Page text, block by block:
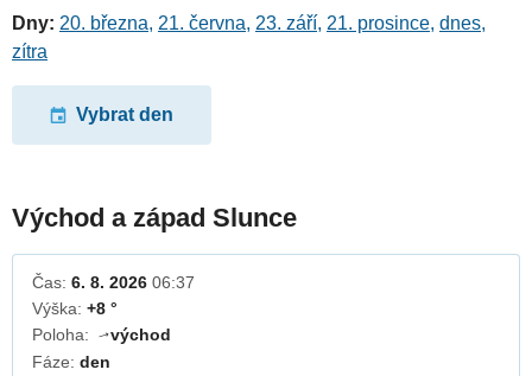
Dny: 20. března, 21. června, 23. září, 21. prosince, dnes,
zítra
Vybrat den
Východ a západ Slunce
Čas: 6. 8. 2026 06:37
Výška: +8 °
Poloha:
↓východ
Fáze: den